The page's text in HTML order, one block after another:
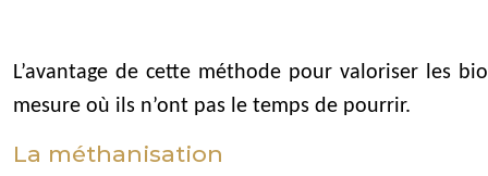
L’avantage de cette méthode pour valoriser les
mesure où ils n’ont pas le temps de pourrir.
La méthanisation